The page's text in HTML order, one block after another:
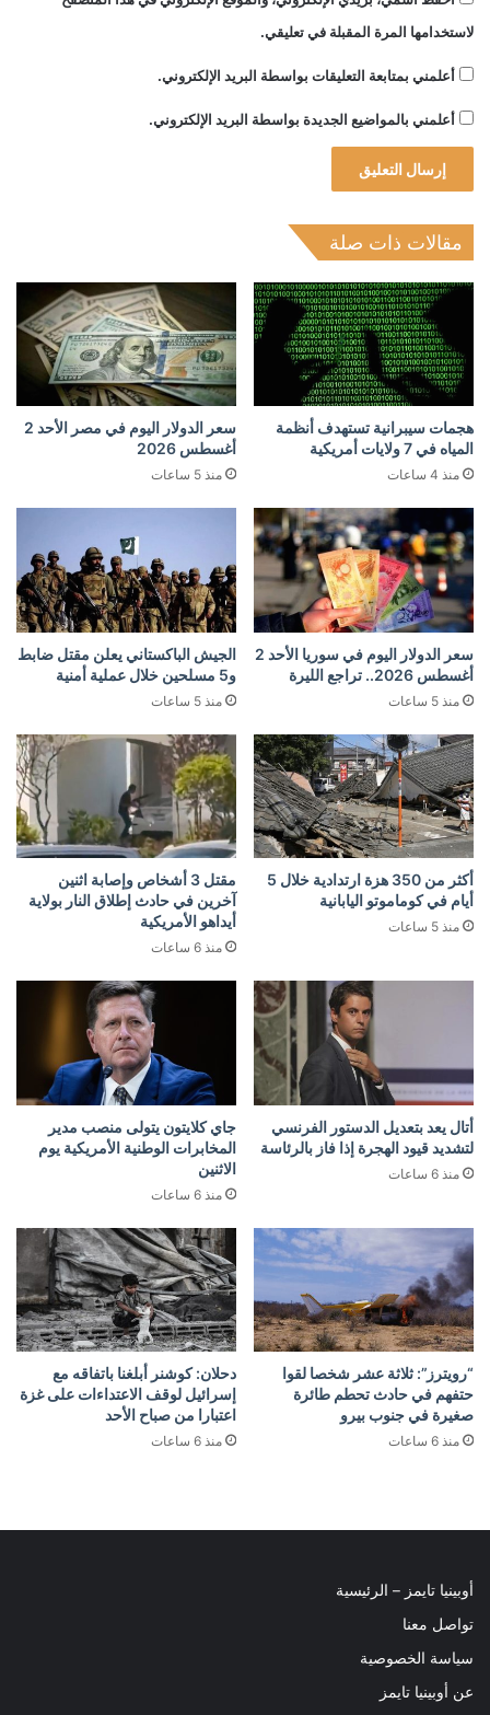
لاستخدامها المرة المقبلة في تعليقي.
أعلمني بمتابعة التعليقات بواسطة البريد الإلكتروني.
أعلمني بالمواضيع الجديدة بواسطة البريد الإلكتروني.
مقالات ذات صلة
هجمات سيبرانية تستهدف أنظمة
المياه في 7 ولايات أمريكية
منذ 4 ساعات
سعر الدولار اليوم في مصر الأحد 2
أغسطس 2026
منذ 5 ساعات
سعر الدولار اليوم في سوريا الأحد 2
أغسطس 2026.. تراجع الليرة
منذ 5 ساعات
الجيش الباكستاني يعلن مقتل ضابط
و5 مسلحين خلال عملية أمنية
منذ 5 ساعات
أكثر من 350 هزة ارتدادية خلال 5
أيام في كوماموتو اليابانية
منذ 5 ساعات
مقتل 3 أشخاص وإصابة اثنين
آخرين في حادث إطلاق النار بولاية
أيداهو الأمريكية
منذ 6 ساعات
أتال يعد بتعديل الدستور الفرنسي
لتشديد قيود الهجرة إذا فاز بالرئاسة
منذ 6 ساعات
جاي كلايتون يتولى منصب مدير
المخابرات الوطنية الأمريكية يوم
الاثنين
منذ 6 ساعات
“رويترز”: ثلاثة عشر شخصا لقوا
حتفهم في حادث تحطم طائرة
صغيرة في جنوب بيرو
منذ 6 ساعات
دحلان: كوشنر أبلغنا باتفاقه مع
إسرائيل لوقف الاعتداءات على غزة
اعتبارا من صباح الأحد
منذ 6 ساعات
أوبينيا تايمز – الرئيسية
تواصل معنا
سياسة الخصوصية
عن أوبينيا تايمز